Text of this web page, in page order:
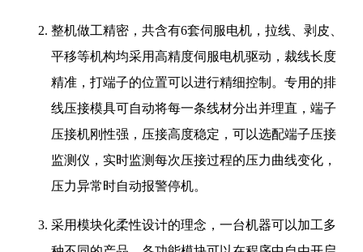
整机做工精密，共含有6套伺服电机，拉线、剥皮、
平移等机构均采用高精度伺服电机驱动，裁线长度
精准，打端子的位置可以进行精细控制。专用的排
线压接模具可自动将每一条线材分出并理直，端子
压接机刚性强，压接高度稳定，可以选配端子压接
监测仪，实时监测每次压接过程的压力曲线变化，
压力异常时自动报警停机。
采用模块化柔性设计的理念，一台机器可以加工多